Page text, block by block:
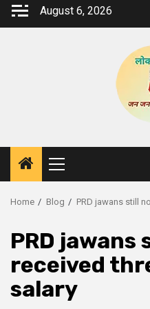
Skip
August 6, 2026
Primary
Menu
Home Blog PRD jawans still
PRD jawans
received
salary